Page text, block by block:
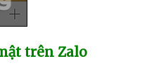
trên Zalo